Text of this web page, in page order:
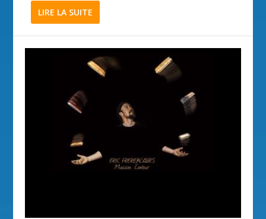
LIRE LA SUITE